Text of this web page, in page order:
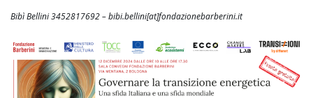
Bibì Bellini 3452817692 – bibi.bellini[at]fondazionebarberini.it